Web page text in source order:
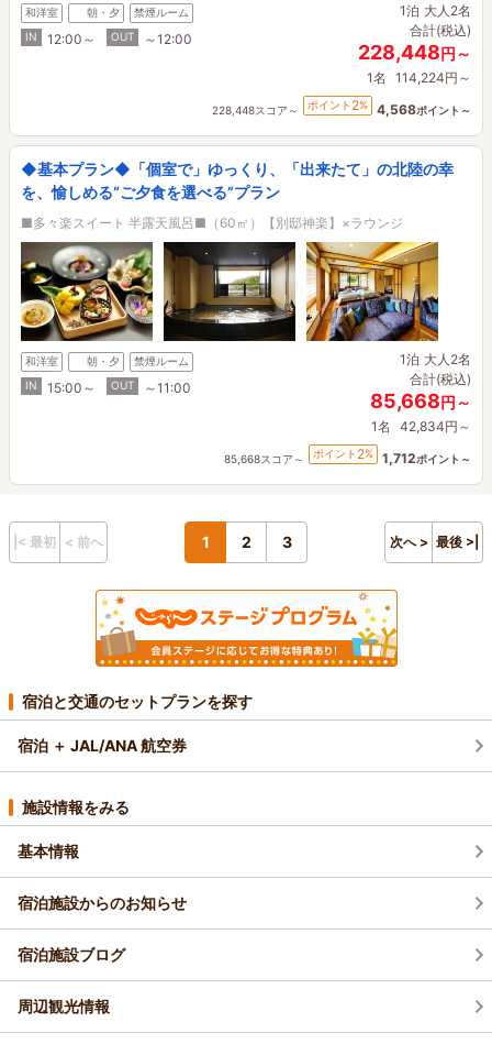
和洋室 朝・夕
禁煙ルーム
IN
12:00～ OUT ～12:00
1泊 大人2名
合計(税込)
228,448円～
1名 114,224円～
228,448スコア～ ポイント 2% 4,568ポイント～
◆基本プラン◆「個室で」ゆっくり、「出来たて」の北陸の幸
を、愉しめる“ご夕食を選べる”プラン
■多々楽スイート 半露天風呂■（60㎡）【別邸神楽】×ラウンジ
和洋室 朝・夕
禁煙ルーム
IN
15:00～ OUT ～11:00
1泊 大人2名
合計(税込)
85,668円～
1名 42,834円～
85,668スコア～ ポイント 2% 1,712ポイント～
|< 最初 < 前へ 1 2 3 次へ > 最後 >|
宿泊と交通のセットプランを探す
宿泊 ＋ JAL/ANA 航空券
施設情報をみる
基本情報
宿泊施設からのお知らせ
宿泊施設ブログ
周辺観光情報